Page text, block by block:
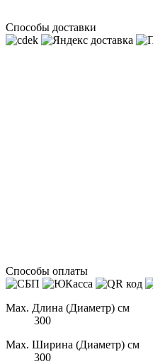
Способы доставки
Способы оплаты
Max. Длина (Диаметр) см
300
Max. Ширина (Диаметр) см
300